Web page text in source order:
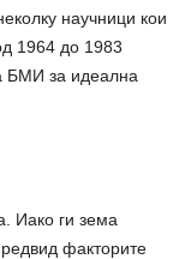
научници кои
1964 до 1983
БМИ за идеална
Иако ги зема
факторите